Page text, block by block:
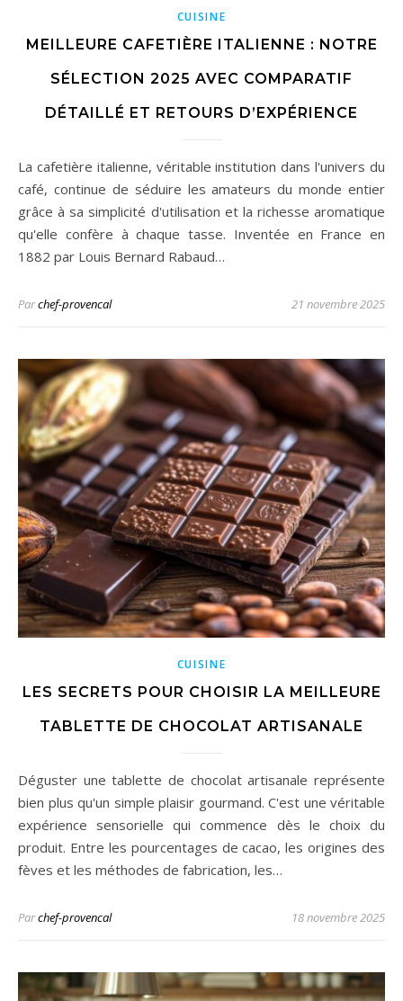
CUISINE
MEILLEURE CAFETIÈRE ITALIENNE : NOTRE
SÉLECTION 2025 AVEC COMPARATIF
DÉTAILLÉ ET RETOURS D’EXPÉRIENCE
La cafetière italienne, véritable institution dans l'univers du
café, continue de séduire les amateurs du monde entier
grâce à sa simplicité d'utilisation et la richesse aromatique
qu'elle confère à chaque tasse. Inventée en France en
1882 par Louis Bernard Rabaud…
Parchef-provencal 21 novembre 2025
CUISINE
LES SECRETS POUR CHOISIR LA MEILLEURE
TABLETTE DE CHOCOLAT ARTISANALE
Déguster une tablette de chocolat artisanale représente
bien plus qu'un simple plaisir gourmand. C'est une véritable
expérience sensorielle qui commence dès le choix du
produit. Entre les pourcentages de cacao, les origines des
fèves et les méthodes de fabrication, les…
Parchef-provencal 18 novembre 2025